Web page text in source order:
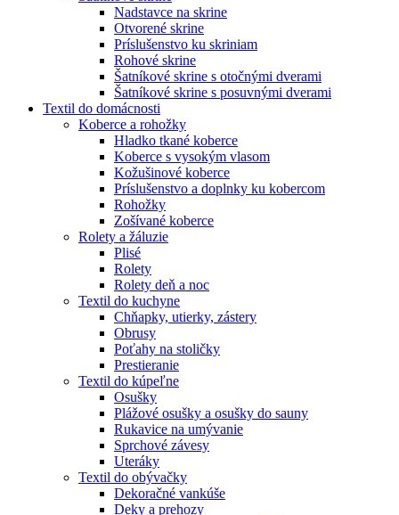
Nadstavce na skrine
Otvorené skrine
Príslušenstvo ku skriniam
Rohové skrine
Šatníkové skrine s otočnými dverami
Šatníkové skrine s posuvnými dverami
Textil do domácnosti
Koberce a rohožky
Hladko tkané koberce
Koberce s vysokým vlasom
Kožušinové koberce
Príslušenstvo a doplnky ku kobercom
Rohožky
Zošívané koberce
Rolety a žáluzie
Plisé
Rolety
Rolety deň a noc
Textil do kuchyne
Chňapky, utierky, zástery
Obrusy
Poťahy na stoličky
Prestieranie
Textil do kúpeľne
Osušky
Plážové osušky a osušky do sauny
Rukavice na umývanie
Sprchové závesy
Uteráky
Textil do obývačky
Dekoračné vankúše
Deky a prehozy